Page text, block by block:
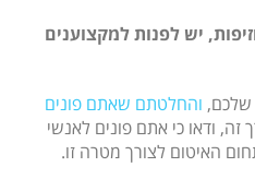
יש לפנות למקצוענים
שלכם, והחלטתם שאתם פונים
זה, ודאו כי אתם פונים לאנשי
האיטום לצורך מטרה זו.